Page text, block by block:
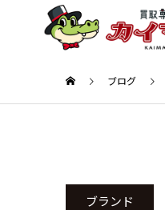
ブログ
ブランド